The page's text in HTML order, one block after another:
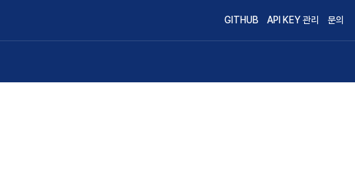
GITHUB API KEY 관리 문의